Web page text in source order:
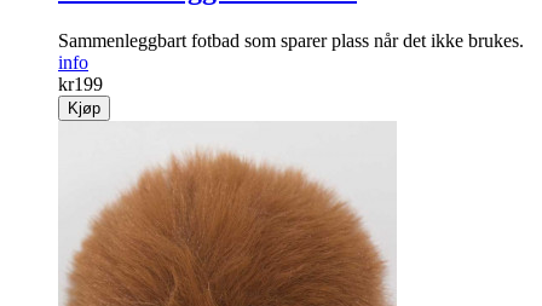
Sammenleggbart fotbad som sparer plass når det ikke brukes.
info
kr199
Kjøp